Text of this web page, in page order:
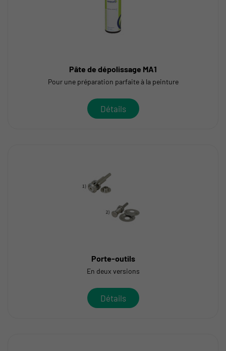
Pâte de dépolissage MA1
Pour une préparation parfaite à la peinture
Détails
Porte-outils
En deux versions
Détails